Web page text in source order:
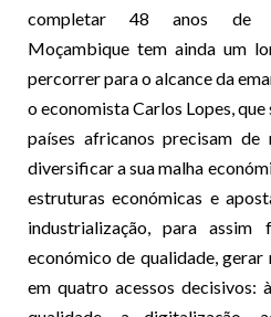
completar 48 anos de
Moçambique tem ainda um
percorrer para o alcance da
o economista Carlos Lopes,
países africanos precisam de
diversificar a sua malha
estruturas económicas e
industrialização, para assim
económico de qualidade,
em quatro acessos decisivos: